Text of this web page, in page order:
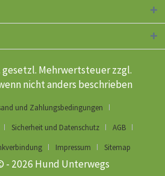
gesetzl. Mehrwertsteuer zzgl.
nicht anders beschrieben
und Zahlungsbedingungen
Sicherheit und Datenschutz
AGB
Impressum Sitemap
- 2026 Hund Unterwegs